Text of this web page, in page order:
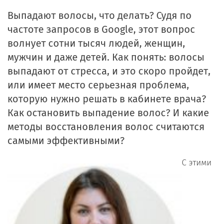
Выпадают волосы, что делать? Судя по
частоте запросов в Google, этот вопрос
волнует сотни тысяч людей, женщин,
мужчин и даже детей. Как понять: волосы
выпадают от стресса, и это скоро пройдет,
или имеет место серьезная проблема,
которую нужно решать в кабинете врача?
Как остановить выпадение волос? И какие
методы восстановления волос считаются
самыми эффективными?
С этими